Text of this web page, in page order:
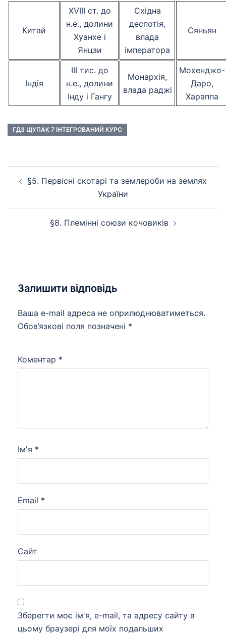
Китай
XVIII ст. до
н.е., долини
Хуанхе і
Янцзи
Східна
деспотія,
влада
імператора
Сяньян
Індія
ІІІ тис. до
н.е., долини
Інду і Гангу
Монархія,
влада раджі
Мохенджо-
Даро,
Хараппа
ГДЗ ЩУПАК 7 ІНТЕГРОВАНИЙ КУРС
по §5. Первісні скотарі та землероби на землях
України
§8. Племінні союзи кочовиків
Залишити відповідь
Ваша e-mail адреса не оприлюднюватиметься.
Обов’язкові поля позначені *
Коментар *
Ім'я *
Email *
Сайт
Зберегти моє ім'я, e-mail, та адресу сайту в
цьому браузері для моїх подальших